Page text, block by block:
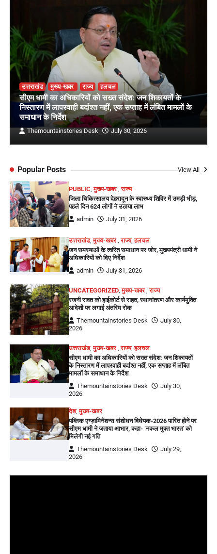
उत्तराखंड मुख्य-खबर राज्य हलचल
सीएम धामी का अधिकारियों को सख्त संदेश: जन शिकायतों के
निस्तारण में लापरवाही बर्दाश्त नहीं, एक सप्ताह में लंबित मामलों के
समाधान के निर्देश
Themountainstories Desk July 30, 2026
Popular Posts View All
PUBLIC,मुख्य-खबर,राज्य
जिला चिकित्सालय देहरादून के स्वास्थ्य शिविर में उमड़ी भीड़,
पहले दिन 624 लोगों ने उठाया लाभ
admin
July 31, 2026
उत्तराखंड,मुख्य-खबर,राज्य,हलचल
जन समस्याओं के त्वरित समाधान पर जोर, मुख्यमंत्री धामी ने
अधिकारियों को दिए निर्देश
admin
July 31, 2026
UNCATEGORIZED ,मुख्य-खबर ,राज्य
रजनी रावत को हाईकोर्ट से राहत, स्थानांतरण और कार्यमुक्ति
आदेशों पर लगाई अंतरिम रोक
Themountainstories Desk
July 30,
2026
उत्तराखंड,मुख्य-खबर ,राज्य,हलचल
सीएम धामी का अधिकारियों को सख्त संदेश: जन शिकायतों
के निस्तारण में लापरवाही बर्दाश्त नहीं, एक सप्ताह में लंबित
मामलों के समाधान के निर्देश
Themountainstories Desk
July 30,
2026
देश,मुख्य-खबर
पब्लिक एग्ज़ामिनेशन्स संशोधन विधेयक-2026 पारित होने पर
सीएम धामी ने जताया आभार, कहा- ‘नकल मुक्त भारत’ को
मिलेगी नई गति
Themountainstories Desk
July 29,
2026